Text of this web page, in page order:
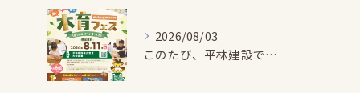
2026/08/03
このたび、平林建設では、お子さまが木とふれあい・木について学...